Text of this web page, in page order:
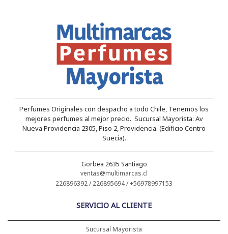
Perfumes Originales con despacho a todo Chile, Tenemos los
mejores perfumes al mejor precio. Sucursal Mayorista: Av
Nueva Providencia 2305, Piso 2, Providencia. (Edificio Centro
Suecia).
Gorbea 2635 Santiago
ventas@multimarcas.cl
226896392 / 226895694 / +56978997153
SERVICIO AL CLIENTE
Sucursal Mayorista